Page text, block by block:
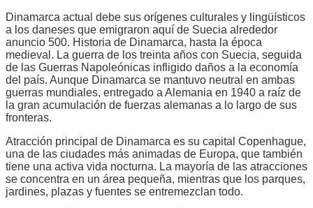
Dinamarca actual debe sus orígenes culturales y lingüísticos
a los daneses que emigraron aquí de Suecia alrededor
anuncio 500. Historia de Dinamarca, hasta la época
medieval. La guerra de los treinta años con Suecia, seguida
de las Guerras Napoleónicas infligido daños a la economía
del país. Aunque Dinamarca se mantuvo neutral en ambas
guerras mundiales, entregado a Alemania en 1940 a raíz de
la gran acumulación de fuerzas alemanas a lo largo de sus
fronteras.
Atracción principal de Dinamarca es su capital Copenhague,
una de las ciudades más animadas de Europa, que también
tiene una activa vida nocturna. La mayoría de las atracciones
se concentra en un área pequeña, mientras que los parques,
jardines, plazas y fuentes se entremezclan todo.